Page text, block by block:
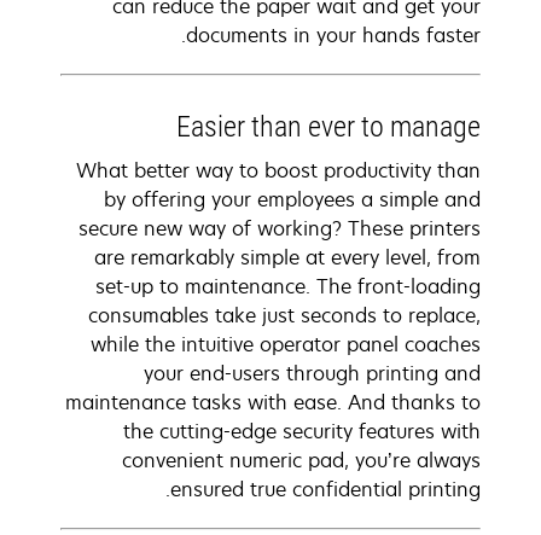
can reduce the paper wait and get your
documents in your hands faster.
Easier than ever to manage
What better way to boost productivity than
by offering your employees a simple and
secure new way of working? These printers
are remarkably simple at every level, from
set-up to maintenance. The front-loading
consumables take just seconds to replace,
while the intuitive operator panel coaches
your end-users through printing and
maintenance tasks with ease. And thanks to
the cutting-edge security features with
convenient numeric pad, you’re always
ensured true confidential printing.